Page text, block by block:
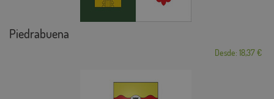
Piedrabuena
Desde: 18,37 €